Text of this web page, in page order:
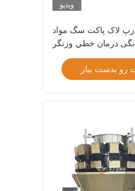
ویدیو
زپ لاک پاکت سگ مواد
درمان خطي وزنگر
رو بدست بیار